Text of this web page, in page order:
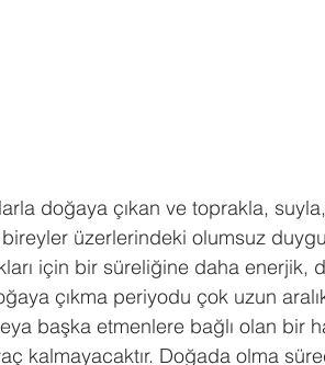
doğaya çıkan ve toprakla,
üzerlerindeki olumsuz
için bir süreliğine daha
çıkma periyodu çok uzun
başka etmenlere bağlı olan bir
kalmayacaktır. Doğada olma